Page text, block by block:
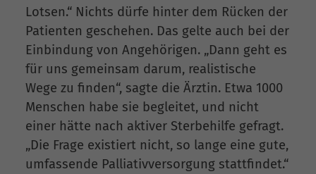
Lotsen.“ Nichts dürfe hinter dem Rücken der
Patienten geschehen. Das gelte auch bei der
Einbindung von Angehörigen. „Dann geht es
für uns gemeinsam darum, realistische
Wege zu finden“, sagte die Ärztin. Etwa 1000
Menschen habe sie begleitet, und nicht
einer hätte nach aktiver Sterbehilfe gefragt.
„Die Frage existiert nicht, so lange eine gute,
umfassende Palliativversorgung stattfindet.“